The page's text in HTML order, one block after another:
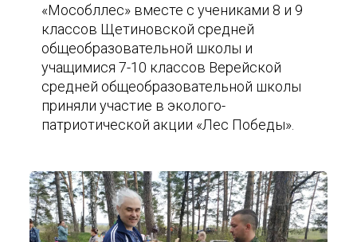
«Мособллес» вместе с учениками 8 и 9
классов Щетиновской средней
общеобразовательной школы и
учащимися 7-10 классов Верейской
средней общеобразовательной школы
приняли участие в эколого-
патриотической акции «Лес Победы».